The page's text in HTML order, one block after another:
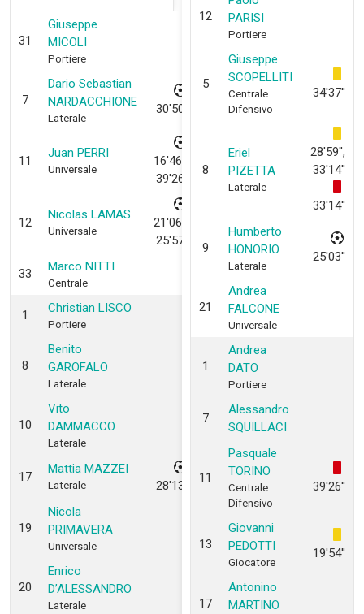
31
Giuseppe
MICOLI
Portiere
7
Dario Sebastian
NARDACCHIONE
Laterale
30'50''
11
Juan PERRI
Universale
16'46'',
39'26''
12
Nicolas LAMAS
Universale
21'06'',
25'57''
33 Marco NITTI
Centrale
1 Christian LISCO
Portiere
8
Benito
GAROFALO
Laterale
10
Vito
DAMMACCO
Laterale
17
Mattia MAZZEI
Laterale 28'13''
19
Nicola
PRIMAVERA
Universale
20
Enrico
D’ALESSANDRO
Laterale
12
PARISI
Portiere
5
Giuseppe
SCOPELLITI
Centrale
Difensivo
34'37''
8
Eriel
PIZETTA
Laterale
28'59'',
33'14''
33'14''
9
Humberto
HONORIO
Laterale
25'03''
21
Andrea
FALCONE
Universale
1
Andrea
DATO
Portiere
7
Alessandro
SQUILLACI
11
Pasquale
TORINO
Centrale
Difensivo
39'26''
13
Giovanni
PEDOTTI
Giocatore
19'54''
17
Antonino
MARTINO